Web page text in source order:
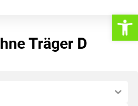
Träger D